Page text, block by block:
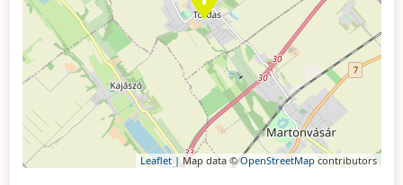
Leaflet| Map data ©OpenStreetMap contributors